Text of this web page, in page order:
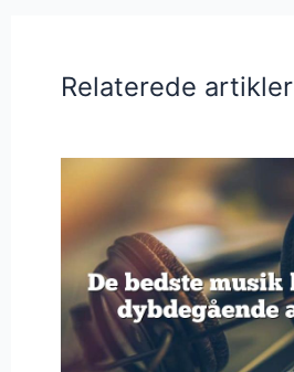
Relaterede artikler